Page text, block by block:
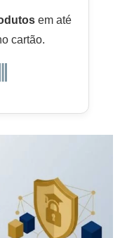
em até
cartão.